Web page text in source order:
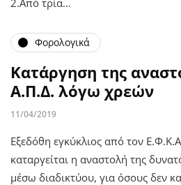
Φορολογικά
Κατάργηση της
Α.Π.Δ. λόγω χρεών
11/04/2019
Εξεδόθη εγκύκλιος από τον
καταργείται η αναστολή της
μέσω διαδικτύου, για όσους δεν